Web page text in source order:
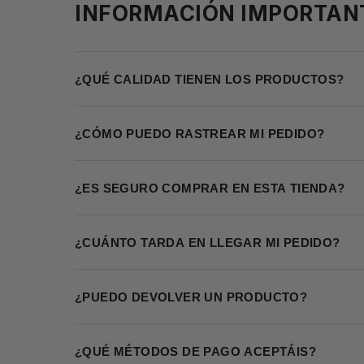
INFORMACIÓN
¿QUÉ CALIDAD TIENEN LOS PRODUCTOS?
¿CÓMO PUEDO RASTREAR MI PEDIDO?
¿ES SEGURO COMPRAR EN ESTA TIENDA?
¿CUÁNTO TARDA EN LLEGAR MI PEDIDO?
¿PUEDO DEVOLVER UN PRODUCTO?
¿QUÉ MÉTODOS DE PAGO ACEPTÁIS?